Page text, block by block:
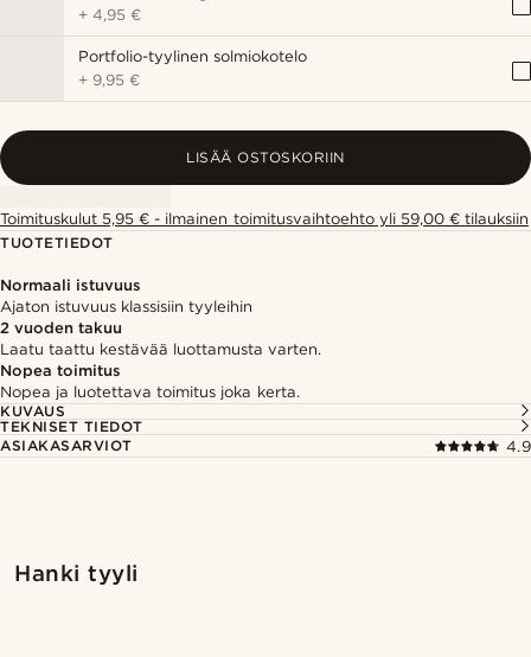
+4,95 €
Portfolio-tyylinen solmiokotelo
+ 9,95 €
LISÄÄ OSTOSKORIIN
Toimituskulut 5,95 € - ilmainen toimitusvaihtoehto yli 59,00 € tilauksiin
TUOTETIEDOT
Normaali istuvuus
Ajaton istuvuus klassisiin tyyleihin
2 vuoden takuu
Laatu taattu kestävää luottamusta varten.
Nopea toimitus
Nopea ja luotettava toimitus joka kerta.
KUVAUS
TEKNISET TIEDOT
ASIAKASARVIOT
4.9
Hanki tyyli